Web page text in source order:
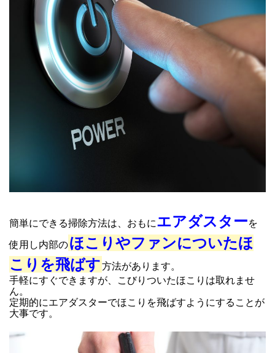
簡単にできる掃除方法は、おもにエアダスターを
使用し内部のほこりやファンについたほ
こりを飛ばす方法があります。
手軽にすぐできますが、こびりついたほこりは取れませ
ん。
定期的にエアダスターでほこりを飛ばすようにすることが
大事です。